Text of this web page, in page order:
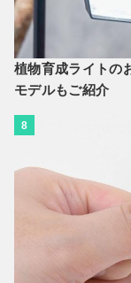
植物育成ライトの
モデルもご紹介
8